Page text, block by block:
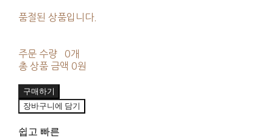
품절된 상품입니다.
주문 수량
0개
총 상품 금액 0원
구매하기
장바구니에 담기
쉽고 빠른